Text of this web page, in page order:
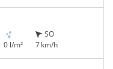
0 l/m²
SO
7 km/h